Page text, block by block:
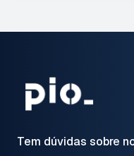
Tem dúvidas sobre